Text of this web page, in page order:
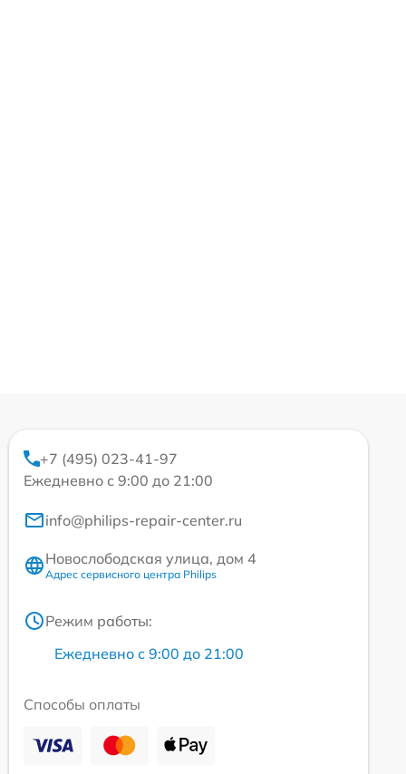
+7 (495) 023-41-97
Ежедневно с 9:00 до 21:00
info@philips-repair-center.ru
Новослободская улица, дом 4
Адрес сервисного центра Philips
Режим работы:
Ежедневно с 9:00 до 21:00
Способы оплаты